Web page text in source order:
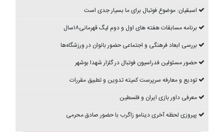
اسبقیان: موضوع فوتبال برای ما بسیار جدی است
برنامه مسابقات هفته های اول و دوم ليگ قهرمانی۱۸سال
بررسی ابعاد فرهنگی و اجتماعی حضور بانوان در ورزشگاه‌ها
حضور مسئولین فدراسیون فوتبال در گلزار شهدا بوشهر
تودیع و معارفه سرپرست کمیته تدوین و تطبیق مقررات
معرفی داور بازی ایران و فلسطین
پیروزی لحظه آخری دینامو زاگرب با حضور صادق محرمی